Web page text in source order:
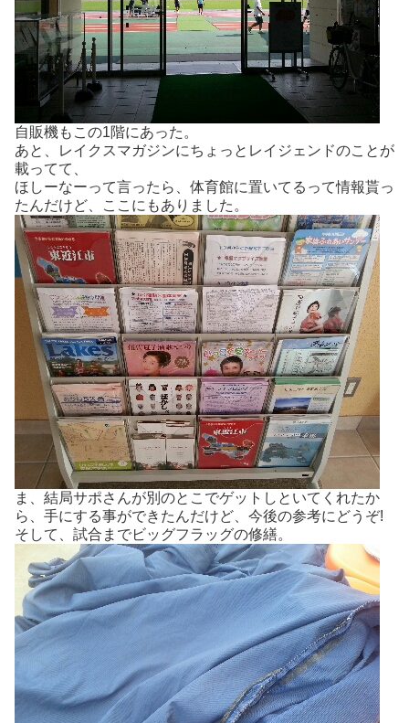
自販機もこの1階にあった。
あと、レイクスマガジンにちょっとレイジェンドのことが
載ってて、
ほしーなーって言ったら、体育館に置いてるって情報貰っ
たんだけど、ここにもありました。
ま、結局サポさんが別のとこでゲットしといてくれたか
ら、手にする事ができたんだけど、今後の参考にどうぞ!
そして、試合までビッグフラッグの修繕。